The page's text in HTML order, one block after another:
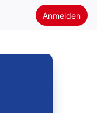
Anmelden